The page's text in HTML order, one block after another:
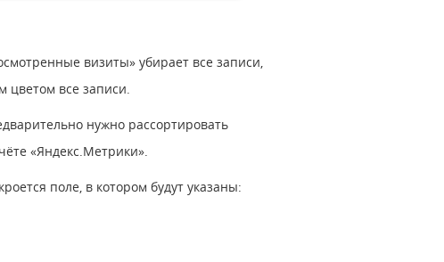
визиты» убирает все записи,
цветом все записи.
нужно рассортировать
«Яндекс.Метрики».
поле, в котором будут указаны: